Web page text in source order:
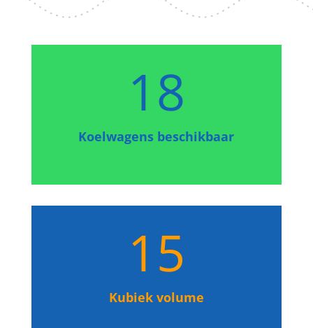
18
Koelwagens beschikbaar
15
Kubiek volume